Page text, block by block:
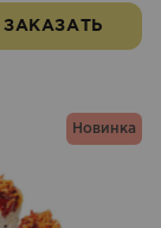
ЗАКАЗАТЬ
Новинка